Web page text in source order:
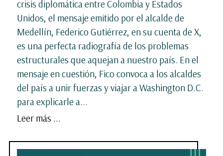
crisis diplomática entre Colombia y Estados
Unidos, el mensaje emitido por el alcalde de
Medellín, Federico Gutiérrez, en su cuenta de X,
es una perfecta radiografía de los problemas
estructurales que aquejan a nuestro país. En el
mensaje en cuestión, Fico convoca a los alcaldes
del país a unir fuerzas y viajar a Washington D.C.
para explicarle a...
Leer más ...